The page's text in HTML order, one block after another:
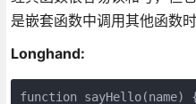
是嵌套函数中调用其他函数
Longhand:
function sayHello(name)